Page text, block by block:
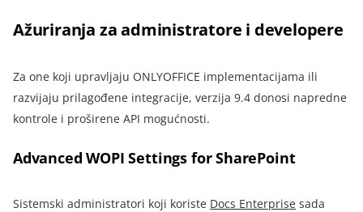
Ažuriranja za administratore i developere
Za one koji upravljaju ONLYOFFICE implementacijama ili
razvijaju prilagođene integracije, verzija 9.4 donosi napredne
kontrole i proširene API mogućnosti.
Advanced WOPI Settings for SharePoint
Sistemski administratori koji koriste Docs Enterprise sada